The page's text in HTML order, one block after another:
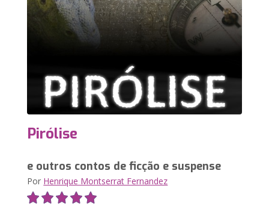
Pirólise
e outros contos de ficção e suspense
Por Henrique Montserrat Fernandez